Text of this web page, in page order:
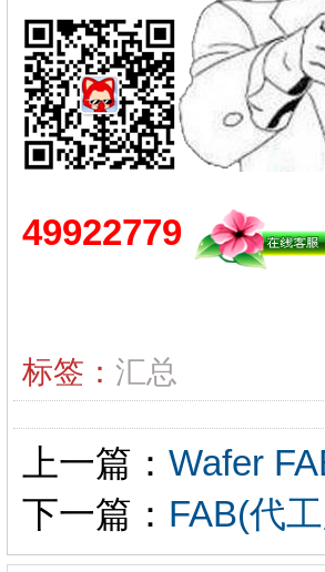
49922779
标签： 汇总
上一篇： Wafer
下一篇： FAB(代